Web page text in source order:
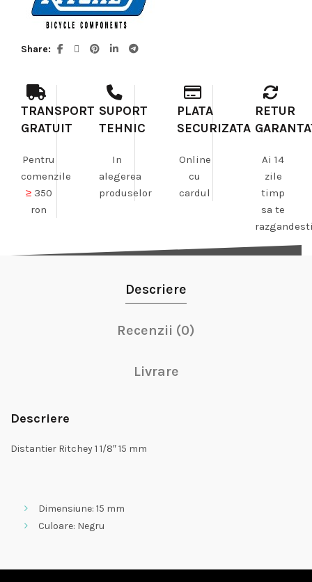
Share
TRANSPORT
GRATUIT
Pentru
comenzile
≥350
ron
SUPORT
TEHNIC
In
alegerea
produselor
PLATA
SECURIZATA
Online
cu
cardul
RETUR
Ai 14
zile
timp
sa te
Descriere
Recenzii (0)
Livrare
Descriere
Distantier Ritchey 1 1/8″ 15 mm
Dimensiune: 15 mm
Culoare: Negru